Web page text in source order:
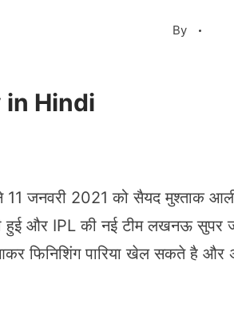
By
in Hindi
जनवरी 2021 को सैयद मुश्ताक
हुई और IPL की नई टीम लखनऊ
फिनिशिंग पारिया खेल सकते है